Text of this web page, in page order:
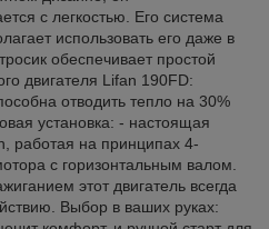
с легкостью. Его система
использовать его даже в
обеспечивает простой
двигателя Lifan 190FD:
отводить тепло на 30%
установка: - настоящая
работая на принципах 4-
с горизонтальным валом.
этот двигатель всегда
Выбор в ваших руках: